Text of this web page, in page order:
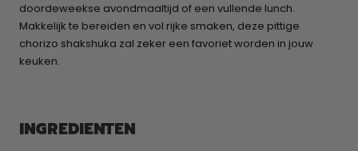
doordeweekse avondmaaltijd of een vullende lunch.
Makkelijk te bereiden en vol rijke smaken, deze pittige
chorizo shakshuka zal zeker een favoriet worden in jouw
keuken.
INGREDIENTEN